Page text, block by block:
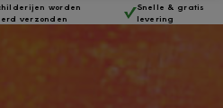
in de winkelwagen.
worden
verzonden
Snelle & gratis
levering